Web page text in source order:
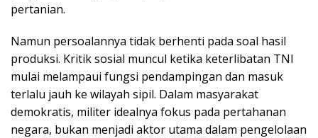
pertanian.
Namun persoalannya tidak berhenti pada soal hasil
produksi. Kritik sosial muncul ketika keterlibatan TNI
mulai melampaui fungsi pendampingan dan masuk
terlalu jauh ke wilayah sipil. Dalam masyarakat
demokratis, militer idealnya fokus pada pertahanan
negara, bukan menjadi aktor utama dalam pengelolaan